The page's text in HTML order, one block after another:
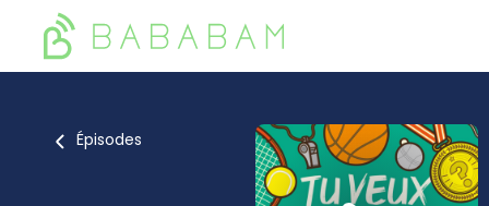
Épisodes